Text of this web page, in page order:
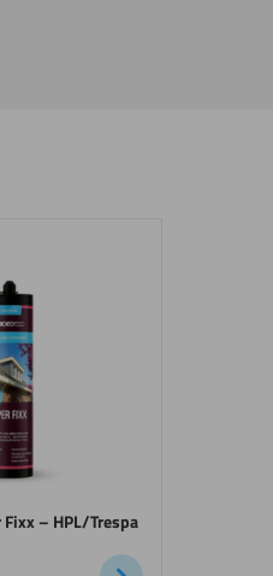
– HPL/Trespa